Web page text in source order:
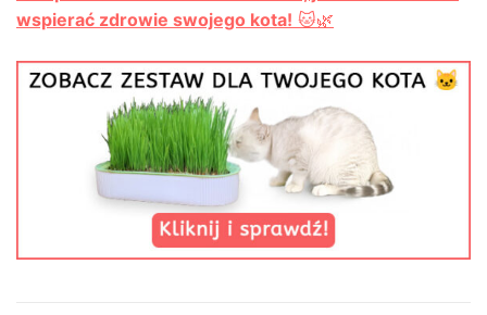
wspierać zdrowie swojego kota! 🐱🌿